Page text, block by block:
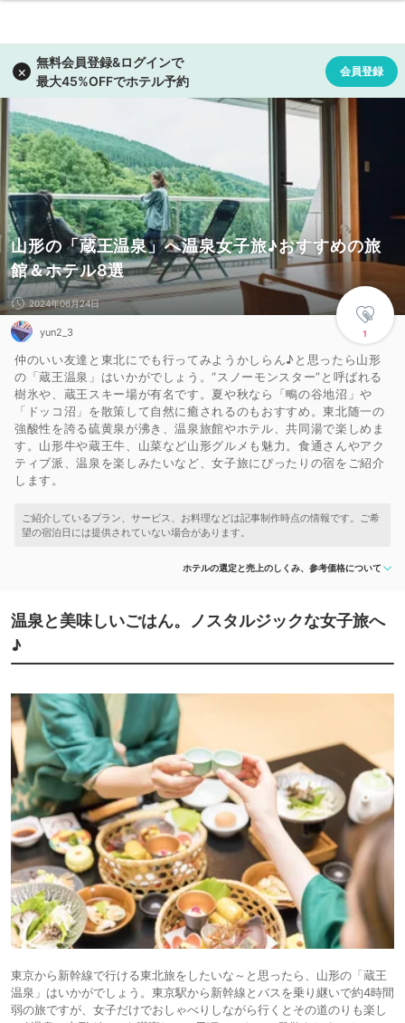
山形の「蔵王温泉」へ温泉女子旅♪おすすめの旅
館＆ホテル8選
1
2024年06月24日
yun2_3
仲のいい友達と東北にでも行ってみようかしらん♪と思ったら山形
の「蔵王温泉」はいかがでしょう。“スノーモンスター”と呼ばれる
樹氷や、蔵王スキー場が有名です。夏や秋なら「鴫の谷地沼」や
「ドッコ沼」を散策して自然に癒されるのもおすすめ。東北随一の
強酸性を誇る硫黄泉が沸き、温泉旅館やホテル、共同湯で楽しめま
す。山形牛や蔵王牛、山菜など山形グルメも魅力。食通さんやアク
ティブ派、温泉を楽しみたいなど、女子旅にぴったりの宿をご紹介
します。
ホテルの選定と売上のしくみ、参考価格について
温泉と美味しいごはん。ノスタルジックな女子旅へ
♪
東京から新幹線で行ける東北旅をしたいな～と思ったら、山形の「蔵王
温泉」はいかがでしょう。東京駅から新幹線とバスを乗り継いで約4時間
弱の旅ですが、女子だけでおしゃべりしながら行くとその道のりも楽し